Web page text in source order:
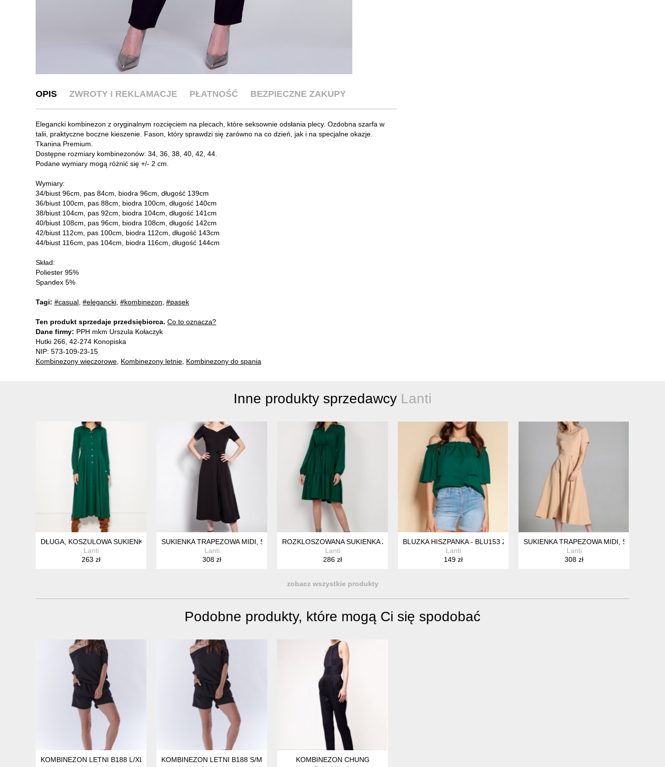
OPIS ZWROTY I REKLAMACJE PŁATNOŚĆ BEZPIECZNE ZAKUPY
Elegancki kombinezon z oryginalnym rozcięciem na plecach, które seksownie odsłania plecy. Ozdobna szarfa w
talii, praktyczne boczne kieszenie. Fason, który sprawdzi się zarówno na co dzień, jak i na specjalne okazje.
Tkanina Premium.
Dostępne rozmiary kombinezonów: 34, 36, 38, 40, 42, 44.
Podane wymiary mogą różnić się +/- 2 cm.
Wymiary:
34/biust 96cm, pas 84cm, biodra 96cm, długość 139cm
36/biust 100cm, pas 88cm, biodra 100cm, długość 140cm
38/biust 104cm, pas 92cm, biodra 104cm, długość 141cm
40/biust 108cm, pas 96cm, biodra 108cm, długość 142cm
42/biust 112cm, pas 100cm, biodra 112cm, długość 143cm
44/biust 116cm, pas 104cm, biodra 116cm, długość 144cm
Skład:
Poliester 95%
Spandex 5%
Tagi: #casual #elegancki #kombinezon #pasek
Ten produkt sprzedaje przedsiębiorca. Co to oznacza?
Dane firmy: PPH mkm Urszula Kołaczyk
Hutki 266, 42-274 Konopiska
NIP: 573-109-23-15
Kombinezony wieczorowe Kombinezony letnie Kombinezony do spania
Inne produkty sprzedawcy Lanti
DŁUGA, KOSZULOWA SUKIENKA NA NAPY, SUK190 ZIELONA
Lanti
263 zł
SUKIENKA TRAPEZOWA MIDI, SUK181 CZARNY
Lanti
308 zł
ROZKLOSZOWANA SUKIENKA Z TROCZKIEM W PASIE, SUK203 ZIELONY
Lanti
286 zł
BLUZKA HISZPANKA - BLU153 ZIELONY
Lanti
149 zł
SUKIENKA TRAPEZOWA MIDI, SUK181
Lanti
308 zł
zobacz wszystkie produkty
Podobne produkty, które mogą Ci się spodobać
KOMBINEZON LETNI B188 L/XL CZARNYKOMBINEZON LETNI B188 S/M CZARNY
KOMBINEZON CHUNG